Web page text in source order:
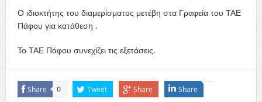
Ο ιδιοκτήτης του διαμερίσματος μετέβη στα Γραφεία του ΤΑΕ
Πάφου για κατάθεση .
Το ΤΑΕ Πάφου συνεχίζει τις εξετάσεις.
Share 0 Tweet Share Share